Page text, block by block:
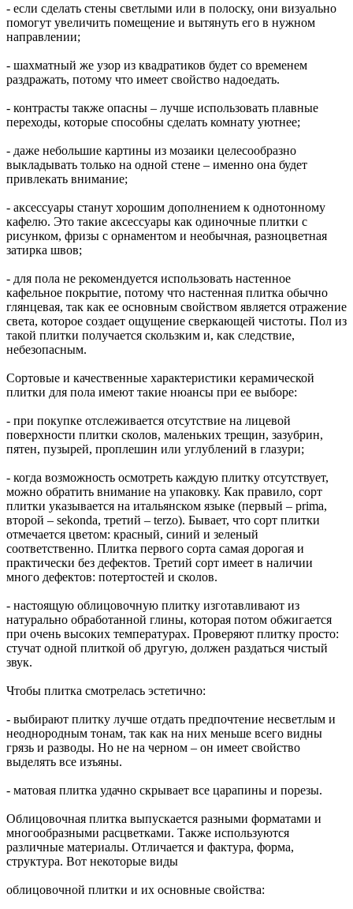
- если сделать стены светлыми или в полоску, они визуально
помогут увеличить помещение и вытянуть его в нужном
направлении;
- шахматный же узор из квадратиков будет со временем
раздражать, потому что имеет свойство надоедать.
- контрасты также опасны – лучше использовать плавные
переходы, которые способны сделать комнату уютнее;
- даже небольшие картины из мозаики целесообразно
выкладывать только на одной стене – именно она будет
привлекать внимание;
- аксессуары станут хорошим дополнением к однотонному
кафелю. Это такие аксессуары как одиночные плитки с
рисунком, фризы с орнаментом и необычная, разноцветная
затирка швов;
- для пола не рекомендуется использовать настенное
кафельное покрытие, потому что настенная плитка обычно
глянцевая, так как ее основным свойством является отражение
света, которое создает ощущение сверкающей чистоты. Пол из
такой плитки получается скользким и, как следствие,
небезопасным.
Сортовые и качественные характеристики керамической
плитки для пола имеют такие нюансы при ее выборе:
- при покупке отслеживается отсутствие на лицевой
поверхности плитки сколов, маленьких трещин, зазубрин,
пятен, пузырей, проплешин или углублений в глазури;
- когда возможность осмотреть каждую плитку отсутствует,
можно обратить внимание на упаковку. Как правило, сорт
плитки указывается на итальянском языке (первый – prima,
второй – sekonda, третий – terzo). Бывает, что сорт плитки
отмечается цветом: красный, синий и зеленый
соответственно. Плитка первого сорта самая дорогая и
практически без дефектов. Третий сорт имеет в наличии
много дефектов: потертостей и сколов.
- настоящую облицовочную плитку изготавливают из
натурально обработанной глины, которая потом обжигается
при очень высоких температурах. Проверяют плитку просто:
стучат одной плиткой об другую, должен раздаться чистый
звук.
Чтобы плитка смотрелась эстетично:
- выбирают плитку лучше отдать предпочтение несветлым и
неоднородным тонам, так как на них меньше всего видны
грязь и разводы. Но не на черном – он имеет свойство
выделять все изъяны.
- матовая плитка удачно скрывает все царапины и порезы.
Облицовочная плитка выпускается разными форматами и
многообразными расцветками. Также используются
различные материалы. Отличается и фактура, форма,
структура. Вот некоторые виды
облицовочной плитки и их основные свойства: